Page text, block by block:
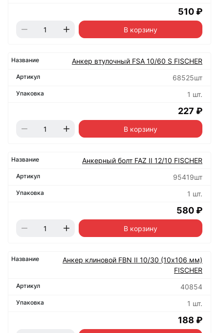
510 ₽
В корзину
Анкер втулочный FSA 10/60 S FISCHER
68525шт
1 шт.
227 ₽
В корзину
Анкерный болт FAZ II 12/10 FISCHER
95419шт
1 шт.
580 ₽
В корзину
Анкер клиновой FBN II 10/30 (10х106 мм)
FISCHER
40854
1 шт.
188 ₽